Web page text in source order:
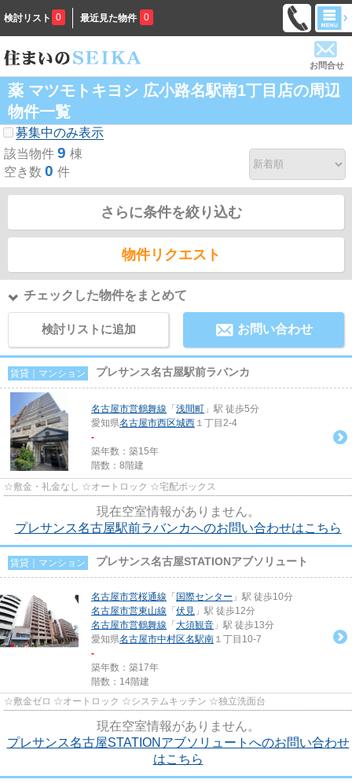
検討リスト 0 最近見た物件 0
お問合せ
薬 マツモトキヨシ 広小路名駅南1丁目店の周辺
物件一覧
募集中のみ表示
該当物件 9 棟
空き数 0 件
さらに条件を絞り込む
物件リクエスト
チェックした物件をまとめて
検討リストに追加 お問い合わせ
賃貸｜マンション プレサンス名古屋駅前ラバンカ
名古屋市営鶴舞線 「 浅間町 」駅 徒歩5分
愛知県名古屋市西区城西 １丁目2-4
-
築年数：築15年
階数：8階建
☆敷金・礼金なし ☆オートロック ☆宅配ボックス
現在空室情報がありません。
プレサンス名古屋駅前ラバンカへのお問い合わせはこちら
賃貸｜マンション プレサンス名古屋STATIONアブソリュート
名古屋市営桜通線 「 国際センター 」駅 徒歩10分
名古屋市営東山線 「 伏見 」駅 徒歩12分
名古屋市営鶴舞線 「 大須観音 」駅 徒歩13分
愛知県名古屋市中村区名駅南 １丁目10-7
-
築年数：築17年
階数：14階建
☆敷金ゼロ ☆オートロック ☆システムキッチン ☆独立洗面台
現在空室情報がありません。
プレサンス名古屋STATIONアブソリュートへのお問い合わせ
はこちら